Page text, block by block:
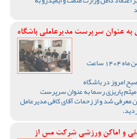
به عنوان سرپرست مدیرعاملی باشگاه
سه‌شنبه 14 بهمن ماه 1404 ساعت
امروز در باشگاه
پاریزی رسما به عنوان سرپرست
معرفی شد و از زحمات آقای کافی مدیرعامل
و اماکن ورزشی شرکت مس از